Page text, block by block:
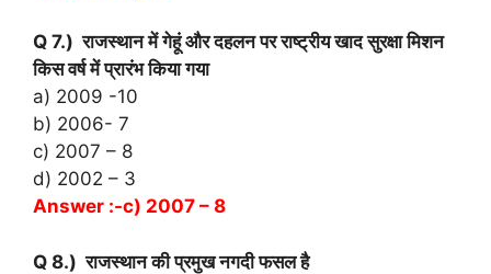
Q 7.) राजस्थान में गेहूं और दहलन पर राष्ट्रीय खाद सुरक्षा मिशन
किस वर्ष में प्रारंभ किया गया
a) 2009 -10
b) 2006- 7
c) 2007 – 8
d) 2002 – 3
Answer :-c) 2007 – 8
Q 8.) राजस्थान की प्रमुख नगदी फसल है